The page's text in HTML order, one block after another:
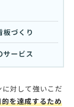
板づくり
サービス
対して強いこだ
を達成するため